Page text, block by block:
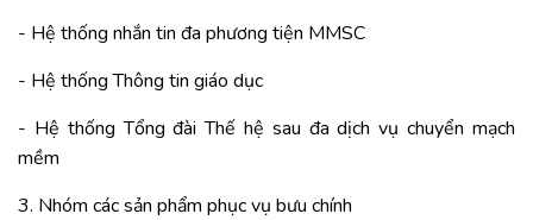
- Hệ thống nhắn tin đa phương tiện MMSC
- Hệ thống Thông tin giáo dục
- Hệ thống Tổng đài Thế hệ sau đa dịch vụ chuyển mạch
mềm
3. Nhóm các sản phẩm phục vụ bưu chính